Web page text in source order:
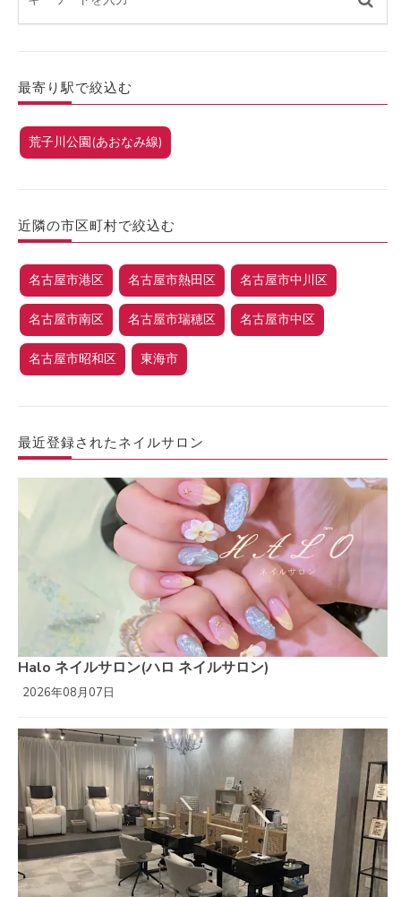
最寄り駅で絞込む
荒子川公園(あおなみ線)
近隣の市区町村で絞込む
名古屋市港区 名古屋市熱田区 名古屋市中川区
名古屋市南区 名古屋市瑞穂区 名古屋市中区
名古屋市昭和区 東海市
最近登録されたネイルサロン
Halo ネイルサロン(ハロ ネイルサロン)
2026年08月07日